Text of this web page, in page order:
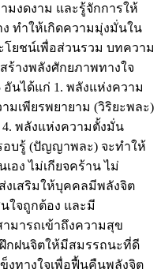
มงดงาม และรู้จักการให้
ทำให้เกิดความมุ่งมั่นใน
โยชน์เพื่อส่วนรวม บทความ
ร้างพลังศักยภาพทางใจ
นได้แก่ 1. พลังแห่งความ
มเพียรพยายาม (วิริยะพละ)
พลังแห่งความตั้งมั่น
อบรู้ (ปัญญาพละ) จะทำให้
อง ไม่เกียจคร้าน ไม่
เสริมให้บุคคลมีพลังจิต
ใจถูกต้อง และมี
ารถเข้าถึงความสุข
กฝนจิตให้มีสมรรถนะที่ดี
งทางใจเพื่อฟื้นคืนพลังจิต